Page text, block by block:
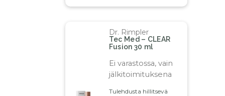
Dr. Rimpler
Tec Med – CLEAR
Fusion 30 ml
Ei varastossa, vain
jälkitoimituksena
Tulehdusta hillitsevä